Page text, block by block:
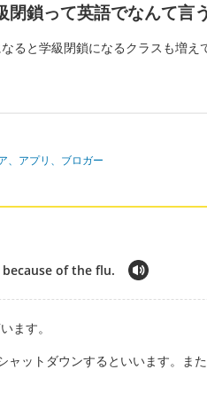
閉鎖って英語でなんて言
ると学級閉鎖になるクラスも増え
、アプリ、ブロガー
of the flu.
ます。
ャットダウンするといいます。ま